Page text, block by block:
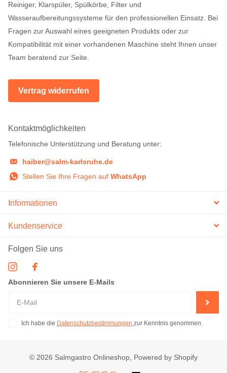
Reiniger, Klarspüler, Spülkörbe, Filter und
Wasseraufbereitungssysteme für den professionellen Einsatz. Bei
Fragen zur Auswahl eines geeigneten Produkts oder zur
Kompatibilität mit einer vorhandenen Maschine steht Ihnen unser
Team beratend zur Seite.
Vertrag widerrufen
Kontaktmöglichkeiten
Telefonische Unterstützung und Beratung unter:
haiber@salm-karlsruhe.de
Stellen Sie Ihre Fragen auf WhatsApp
Informationen
Kundenservice
Folgen Sie uns
Abonnieren Sie unsere E-Mails
Ich habe die Datenschutzbestimmungen zur Kenntnis genommen.
© 2026 Salmgastro Onlineshop, Powered by Shopify